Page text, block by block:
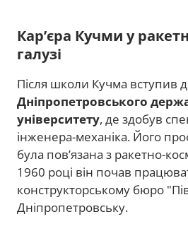
Кар’єра Кучми у
галузі
Після школи Кучма вступив
Дніпропетровського
університету, де здобув
інженера-механіка. Його
була пов’язана з ракетно-
1960 році він почав
конструкторському бюро
Дніпропетровську.